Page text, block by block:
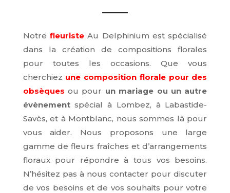
Notrefleuriste Au Delphinium est spécialisé
dans la création de compositions florales
pour toutes les occasions. Que vous
cherchiez une composition florale pour des
obsèques ou pour un mariage ou un autre
évènementspécial à Lombez, à Labastide-
Savès, et à Montblanc, nous sommes là pour
vous aider. Nous proposons une large
gamme de fleurs fraîches et d’arrangements
floraux pour répondre à tous vos besoins.
N’hésitez pas à nous contacter pour discuter
de vos besoins et de vos souhaits pour votre